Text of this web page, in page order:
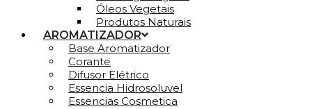
Óleos Vegetais
Produtos Naturais
AROMATIZADOR
Base Aromatizador
Corante
Difusor Elétrico
Essencia Hidrosoluvel
Essencias Cosmetica